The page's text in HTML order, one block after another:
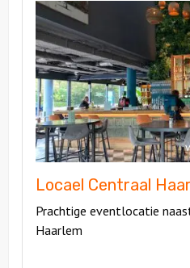
Locael Centraal
Prachtige eventlocatie
Haarlem
Locael
Centraal
Haarlem